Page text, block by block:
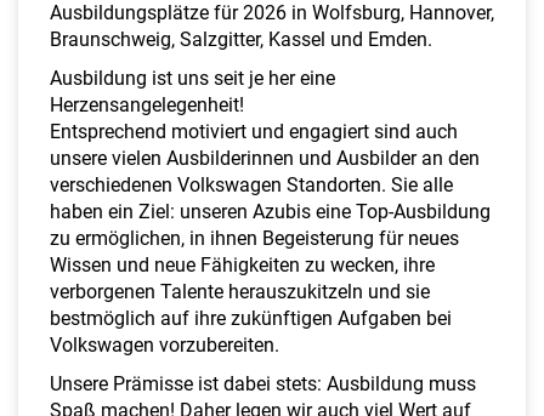
Ausbildungsplätze für 2026 in Wolfsburg, Hannover,
Braunschweig, Salzgitter, Kassel und Emden.
Ausbildung ist uns seit je her eine
Herzensangelegenheit!
Entsprechend motiviert und engagiert sind auch
unsere vielen Ausbilderinnen und Ausbilder an den
verschiedenen Volkswagen Standorten. Sie alle
haben ein Ziel: unseren Azubis eine Top-Ausbildung
zu ermöglichen, in ihnen Begeisterung für neues
Wissen und neue Fähigkeiten zu wecken, ihre
verborgenen Talente herauszukitzeln und sie
bestmöglich auf ihre zukünftigen Aufgaben bei
Volkswagen vorzubereiten.
Unsere Prämisse ist dabei stets: Ausbildung muss
Spaß machen! Daher legen wir auch viel Wert auf